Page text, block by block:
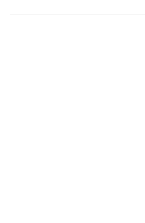
затворена система